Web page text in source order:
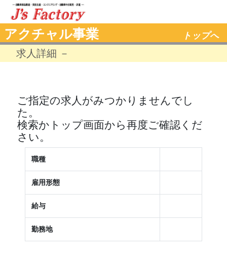
アクチャル事業 トップへ
求人詳細 －
ご指定の求人がみつかりませんでし
た。
検索かトップ画面から再度ご確認くだ
さい。
職種
雇用形態
給与
勤務地